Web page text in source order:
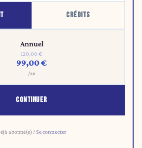
CRÉDITS
Annuel
120,00 €
99,00 €
/an
CONTINUER
abonné(e) ?Se connecter